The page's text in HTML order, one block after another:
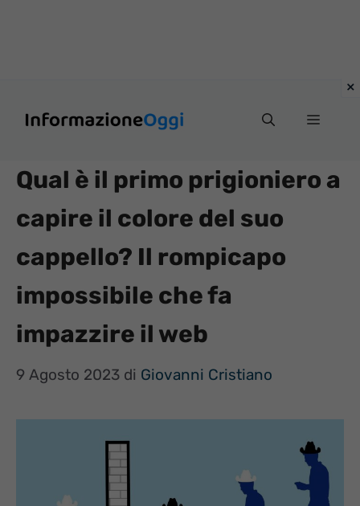
Menu
Qual è il primo prigioniero a
capire il colore del suo
cappello? Il rompicapo
impossibile che fa
impazzire il web
9 Agosto 2023 di Giovanni Cristiano